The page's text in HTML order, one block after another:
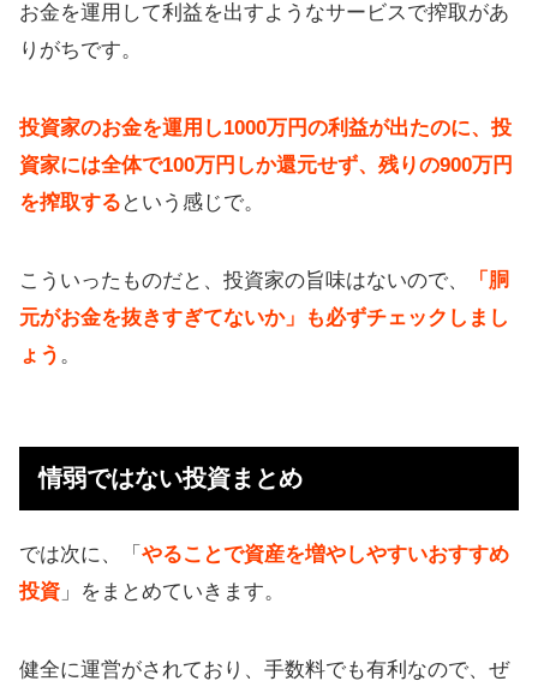
お金を運用して利益を出すようなサービスで搾取があ
りがちです。
投資家のお金を運用し1000万円の利益が出たのに、投
資家には全体で100万円しか還元せず、残りの900万円
を搾取する という感じで。
こういったものだと、投資家の旨味はないので、
「胴
元がお金を抜きすぎてないか」も必ずチェックしまし
ょう 。
情弱ではない投資まとめ
では次に、「 やることで資産を増やしやすいおすすめ
投資 」をまとめていきます。
健全に運営がされており、手数料でも有利なので、ぜ